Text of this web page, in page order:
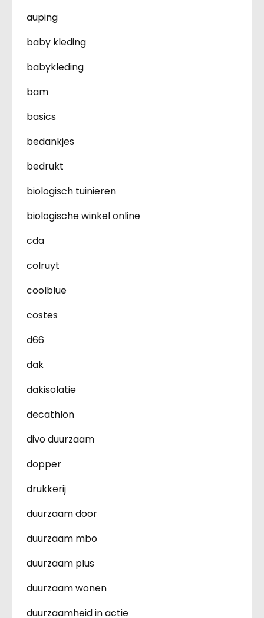
auping
baby kleding
babykleding
bam
basics
bedankjes
bedrukt
biologisch tuinieren
biologische winkel online
cda
colruyt
coolblue
costes
d66
dak
dakisolatie
decathlon
divo duurzaam
dopper
drukkerij
duurzaam door
duurzaam mbo
duurzaam plus
duurzaam wonen
duurzaamheid in actie